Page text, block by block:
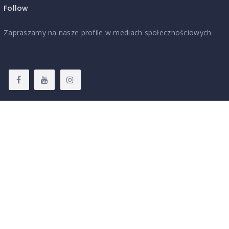
Follow
Zapraszamy na nasze profile w mediach społecznościowych